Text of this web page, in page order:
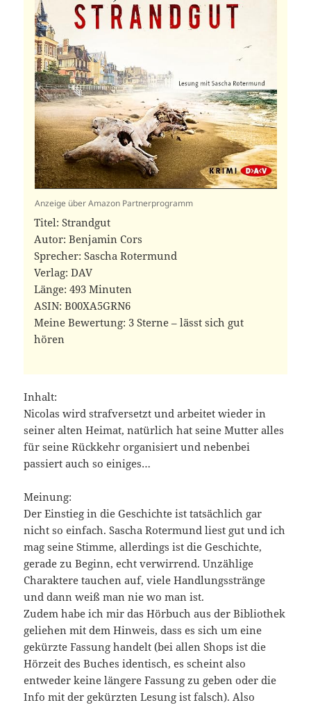
Anzeige über Amazon Partnerprogramm
Titel: Strandgut
Autor: Benjamin Cors
Sprecher: Sascha Rotermund
Verlag: DAV
Länge: 493 Minuten
ASIN: ‎B00XA5GRN6
Meine Bewertung: 3 Sterne – lässt sich gut
hören
Inhalt:
Nicolas wird strafversetzt und arbeitet wieder in
seiner alten Heimat, natürlich hat seine Mutter alles
für seine Rückkehr organisiert und nebenbei
passiert auch so einiges…
Meinung:
Der Einstieg in die Geschichte ist tatsächlich gar
nicht so einfach. Sascha Rotermund liest gut und ich
mag seine Stimme, allerdings ist die Geschichte,
gerade zu Beginn, echt verwirrend. Unzählige
Charaktere tauchen auf, viele Handlungsstränge
und dann weiß man nie wo man ist.
Zudem habe ich mir das Hörbuch aus der Bibliothek
geliehen mit dem Hinweis, dass es sich um eine
gekürzte Fassung handelt (bei allen Shops ist die
Hörzeit des Buches identisch, es scheint also
entweder keine längere Fassung zu geben oder die
Info mit der gekürzten Lesung ist falsch). Also